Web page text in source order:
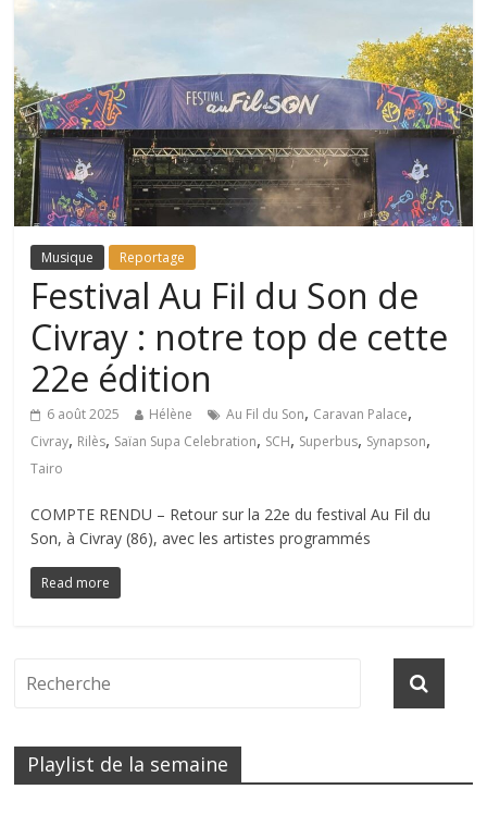
Musique Reportage
Festival Au Fil du Son de
Civray : notre top de cette
22e édition
6 août 2025 Hélène Au Fil du Son, Caravan Palace,
Civray, Rilès, Saïan Supa Celebration, SCH, Superbus, Synapson,
Tairo
COMPTE RENDU – Retour sur la 22e du festival Au Fil du
Son, à Civray (86), avec les artistes programmés
Read more
Playlist de la semaine